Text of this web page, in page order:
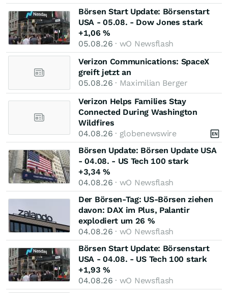
Börsen Start Update: Börsenstart
USA - 05.08. - Dow Jones stark
+1,06 %
05.08.26 · wO Newsflash
Verizon Communications: SpaceX
greift jetzt an
05.08.26 · Maximilian Berger
Verizon Helps Families Stay
Connected During Washington
Wildfires
04.08.26 · globenewswire
Börsen Update: Börsen Update USA
- 04.08. - US Tech 100 stark
+3,34 %
04.08.26 · wO Newsflash
Der Börsen-Tag: US-Börsen ziehen
davon: DAX im Plus, Palantir
explodiert um 26 %
04.08.26 · wO Newsflash
Börsen Start Update: Börsenstart
USA - 04.08. - US Tech 100 stark
+1,93 %
04.08.26 · wO Newsflash